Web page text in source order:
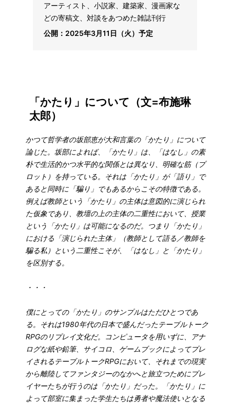
アーティスト、小説家、建築家、漫画家な
どの寄稿文、対談をあつめた雑誌刊行
公開：2025年3月11日（火）予定
「かたり」について（文=布施琳
太郎）
かつて哲学者の坂部恵が大和言葉の「かたり」について
論じた。坂部によれば、「かたり」は、「はなし」の素
朴で生活的かつ水平的な関係とは異なり、明確な筋（プ
ロット）を持っている。それは「かたり」が「語り」で
あると同時に「騙り」でもあるからこその特徴である。
例えば教師という「かたり」の主体は意図的に演じられ
た仮象であり、教壇の上の主体の二重性において、授業
という「かたり」は可能になるのだ。つまり「かたり」
における「演じられた主体」（教師として語る／教師を
騙る私）という二重性こそが、「はなし」と「かたり」
を区別する。
・・・
僕にとっての「かたり」のサンプルはただひとつであ
る。それは1980年代の日本で盛んだったテーブルトーク
RPGのリプレイ文化だ。コンピュータを用いずに、アナ
ログな紙や鉛筆、サイコロ、ゲームブックによってプレ
イされるテーブルトークRPGにおいて、それまでの現実
から離陸してファンタジーのなかへと旅立つためにプレ
イヤーたちが行うのは「かたり」だった。「かたり」に
よって部室に集まった学生たちは勇者や魔法使いとなる